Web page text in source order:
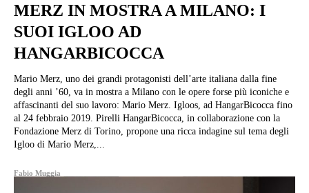
MERZ IN MOSTRA A MILANO: I
SUOI IGLOO AD
HANGARBICOCCA
Mario Merz, uno dei grandi protagonisti dell’arte italiana dalla fine
degli anni ’60, va in mostra a Milano con le opere forse più iconiche e
affascinanti del suo lavoro: Mario Merz. Igloos, ad HangarBicocca fino
al 24 febbraio 2019. Pirelli HangarBicocca, in collaborazione con la
Fondazione Merz di Torino, propone una ricca indagine sul tema degli
Igloo di Mario Merz,...
Fabio Muggia